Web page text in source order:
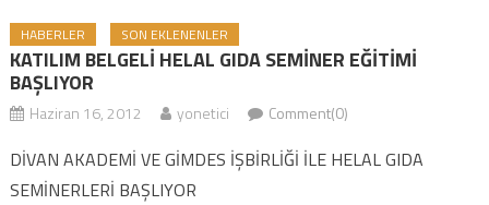
HABERLER SON EKLENENLER
KATILIM BELGELİ HELAL GIDA SEMİNER EĞİTİMİ
BAŞLIYOR
Haziran 16, 2012 yonetici Comment(0)
DİVAN AKADEMİ VE GİMDES İŞBİRLİĞİ İLE HELAL GIDA
SEMİNERLERİ BAŞLIYOR